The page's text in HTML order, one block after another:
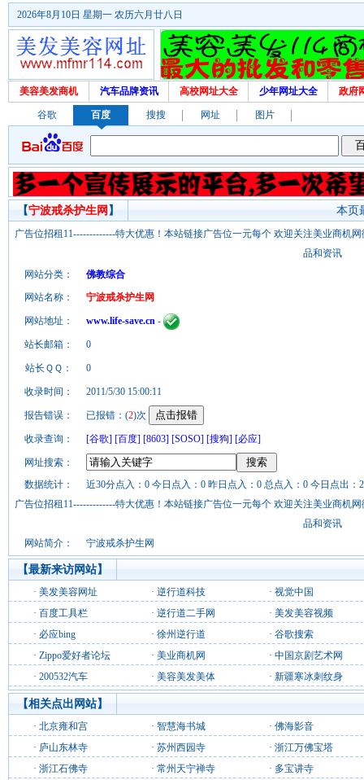
2026年8月10日 星期一 农历六月廿八日
美容美发商机 汽车品牌资讯 高校网址大全 少年网址大全 政府
谷歌 百度 搜搜 网址 图片
本页
【宁波戒杀护生网 】
广告位招租11-------------特大优惠！本站链接广告位一元每个 欢迎关注美业商机
品和资讯
网站分类：
佛教综合
网站名称：
宁波戒杀护生网
网站地址： www.life-save.cn -
站长邮箱： 0
站长ＱＱ： 0
收录时间： 2011/5/30 15:00:11
报告错误： 已报错：(2)次
收录查询： [谷歌] [百度] [8603] [SOSO] [搜狗] [必应]
网址搜索：
数据统计：
近30分点入：0 今日点入：0 昨日点入：0 总点入：0 今日点出：
广告位招租11-------------特大优惠！本站链接广告位一元每个 欢迎关注美业商机
品和资讯
网站简介：
宁波戒杀护生网
【最新来访网站】
· 美发美容网址 · 逆行道科技 · 视觉中国
· 百度工具栏 · 逆行道二手网 · 美发美容视频
· 必应bing · 徐州逆行道 · 谷歌搜索
· Zippo爱好者论坛 · 美业商机网 · 中国京剧艺术网
· 200532汽车 · 美容美发美体 · 新疆寒冰刺纹身
【相关点出网站】
· 北京雍和宫 · 智慧海书城 · 佛海影音
· 庐山东林寺 · 苏州西园寺 · 浙江万佛宝塔
· 浙江石佛寺 · 常州天宁禅寺 · 多宝讲寺